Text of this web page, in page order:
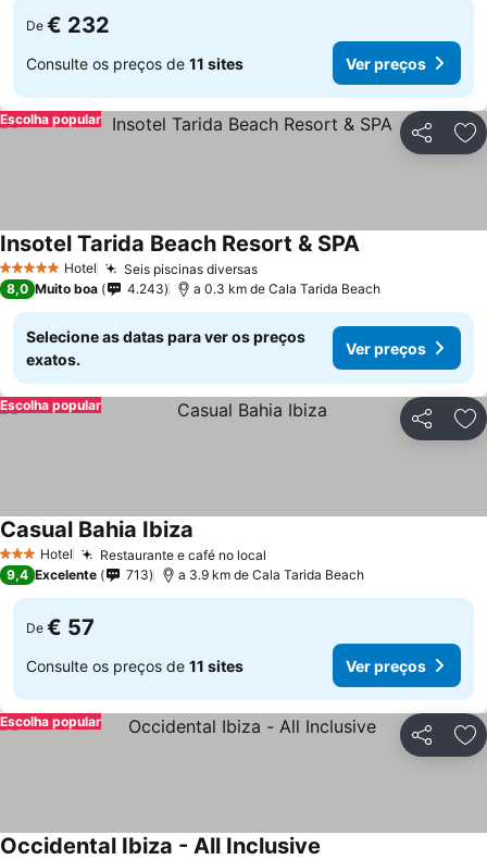
De € 232
Consulte os preços de 11 sites Ver preços
Partilhar
Escolha popular
5 Estrelas Hotel Seis piscinas diversasVer preços
Insotel Tarida Beach Resort & SPAVer preços
8,0 Muito boa 4.243 a 0.3 km de Cala Tarida Beach
Selecione as datas para ver os preços
exatos.
Ver preços
Partilhar
Escolha popular
3 EstrelasHotel Restaurante e café no local
Casual Bahia Ibiza
9,4 Excelente 713 a 3.9 km de Cala Tarida Beach
De € 57
Consulte os preços de 11 sites Ver preços
Partilhar
Escolha popular
Occidental Ibiza - All Inclusive